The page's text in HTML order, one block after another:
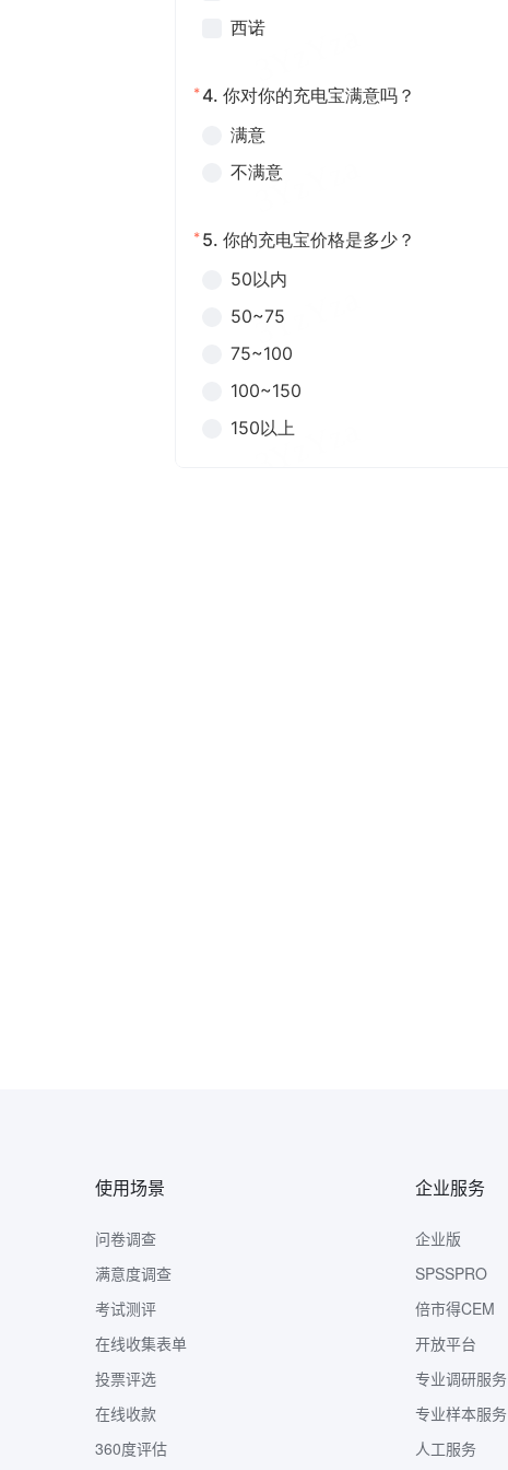
使用场景
问卷调查
满意度调查
考试测评
在线收集表单
投票评选
在线收款
360度评估
企业服务
企业版
SPSSPRO
倍市得CEM
开放平台
专业调研服务
专业样本服务
人工服务